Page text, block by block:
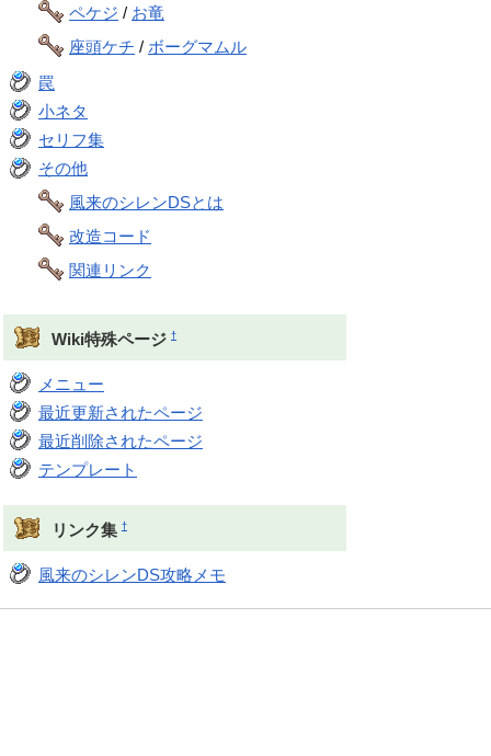
ペケジ / お竜
座頭ケチ / ボーグマムル
罠
小ネタ
セリフ集
その他
風来のシレンDSとは
改造コード
関連リンク
Wiki特殊ページ †
メニュー
最近更新されたページ
最近削除されたページ
テンプレート
リンク集 †
風来のシレンDS攻略メモ